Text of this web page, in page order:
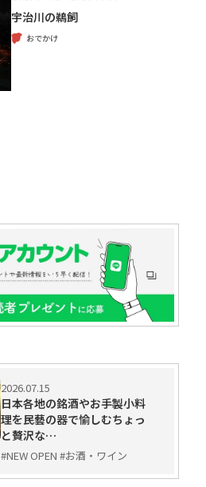
宇治川の鵜飼
おでかけ
2026.07.15
日本各地の銘酒やお手製小料
理を民藝の器で愉しむちょっ
と贅沢な…
#NEW OPEN #お酒・ワイン